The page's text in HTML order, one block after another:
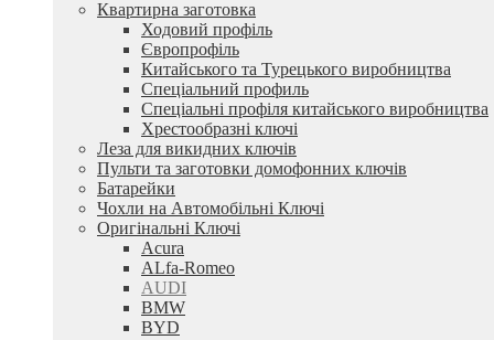
Квартирна заготовка
Ходовий профіль
Європрофіль
Китайського та Турецького виробництва
Спеціальний профиль
Спеціальні профіля китайського виробництва
Хрестообразні ключі
Леза для викидних ключів
Пульти та заготовки домофонних ключів
Батарейки
Чохли на Автомобільні Ключі
Оригінальні Ключі
Acura
ALfa-Romeo
AUDI
BMW
BYD